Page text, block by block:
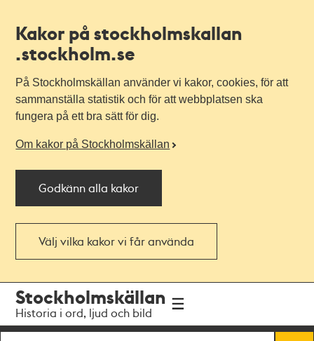
Kakor på stockholmskallan
.stockholm.se
På Stockholmskällan använder vi kakor, cookies, för att
sammanställa statistik och för att webbplatsen ska
fungera på ett bra sätt för dig.
Om kakor på Stockholmskällan
Godkänn alla kakor
Välj vilka kakor vi får använda
navigationen
huvudinnehållet
Stockholmskällan
Historia i ord, ljud och bild